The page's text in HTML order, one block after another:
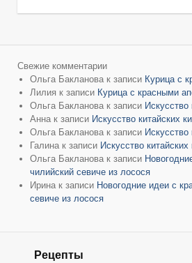
Свежие комментарии
Ольга Бакланова к записи Курица с
Лилия к записи Курица с красными
Ольга Бакланова к записи
Анна к записи Искусство китайских
Ольга Бакланова к записи
Галина к записи Искусство
Ольга Бакланова к записи
чилийский севиче из лосося
Ирина к записи Новогодние идеи с
севиче из лосося
Рецепты